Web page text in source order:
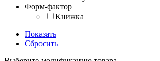
Форм-фактор
Книжка
Показать
Сбросить